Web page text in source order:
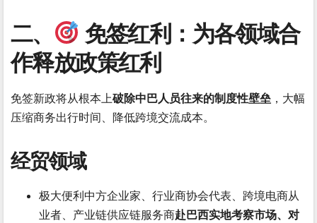
二、
免签红利：为各领域合
作释放政策红利
免签新政将从根本上破除中巴人员往来的制度性壁垒 ，大幅
压缩商务出行时间、降低跨境交流成本。
经贸领域
极大便利中方企业家、行业商协会代表、跨境电商从
业者、产业链供应链服务商赴巴西实地考察市场、对